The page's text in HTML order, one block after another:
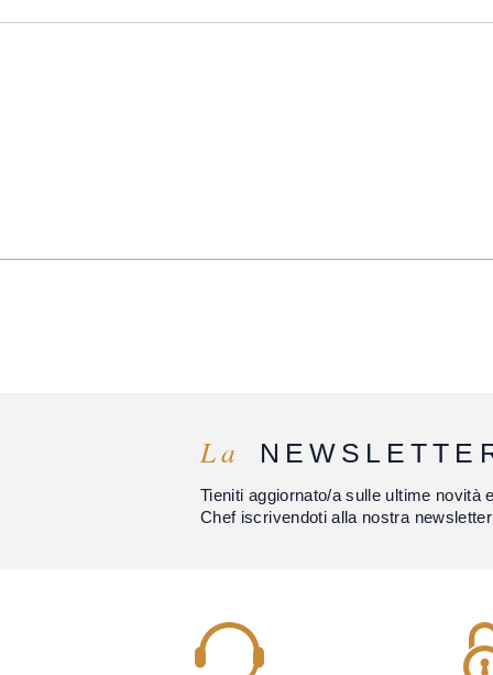
La
Tieniti aggiornato/a sulle ultime novità
Chef iscrivendoti alla nostra newsletter